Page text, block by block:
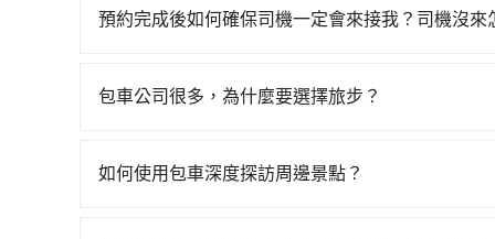
轉乘與等車上，現在還不馬上來預約tripool！如
時40元路邊停車費用預估進去，但額外的汽車保
的車門仍未被修理，每一次租車都好像在開樂透
點仍有段距離，在遇到下雨天或者載行李時，就顯
到車，也可考慮打電話至附近的計程車隊，如鼎
價格或服務品質上，tripool都是你從台北市到錸寶
預約完成後如何確保司機一定會來接我？司機沒來
提供司機的姓名、電話、車牌、車型等資訊，如
包車公司很多，為什麼要選擇旅步？
供更彈性的取消訂單規定，並致力於提供高品質
如何使用包車深度探訪周邊景點？